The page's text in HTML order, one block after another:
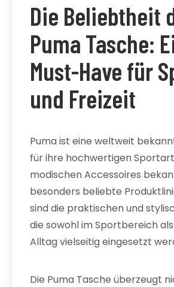
Die Beliebtheit
Puma Tasche:
Must-Have für
und Freizeit
Puma ist eine weltweit
für ihre hochwertigen
modischen Accessoires
besonders beliebte
sind die praktischen und
die sowohl im Sportbereich
Alltag vielseitig eingesetzt
Die Puma Tasche überzeugt